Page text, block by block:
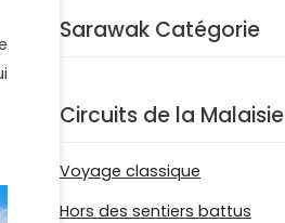
Sarawak Catégorie
Circuits de la Malaisie
Voyage classique
Hors des sentiers battus